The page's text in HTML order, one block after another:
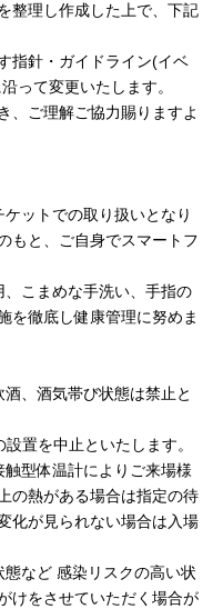
整理し作成した上で、下記
指針・ガイドライン(イベ
って変更いたします。
、ご理解ご協力賜りますよ
ットでの取り扱いとなり
もと、ご自身でスマートフ
こまめな手洗い、手指の
を徹底し健康管理に努めま
、酒気帯び状態は禁止と
置を中止といたします。
型体温計によりご来場様
の熱がある場合は指定の待
化が見られない場合は入場
など 感染リスクの高い状
けをさせていただく場合が